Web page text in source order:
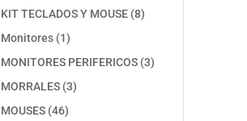
producto
KIT TECLADOS Y MOUSE 88
Monitores 11
producto
MONITORES PERIFERICOS 33
MORRALES 33
MOUSES 4646